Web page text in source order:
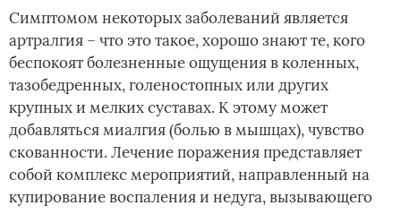
Симптомом некоторых заболеваний является
артралгия – что это такое, хорошо знают те, кого
беспокоят болезненные ощущения в коленных,
тазобедренных, голеностопных или других
крупных и мелких суставах. К этому может
добавляться миалгия (болью в мышцах), чувство
скованности. Лечение поражения представляет
собой комплекс мероприятий, направленный на
купирование воспаления и недуга, вызывающего